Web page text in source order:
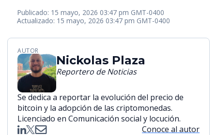
Publicado: 15 mayo, 2026 03:47 pm GMT-0400
Actualizado: 15 mayo, 2026 03:47 pm GMT-0400
AUTOR
Nickolas Plaza
Reportero de Noticias
Se dedica a reportar la evolución del precio de
bitcoin y la adopción de las criptomonedas.
Licenciado en Comunicación social y locución.
Conoce al autor